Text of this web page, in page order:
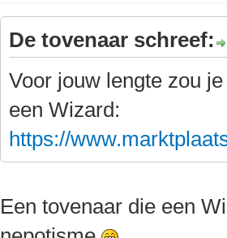
De tovenaar schreef:
Voor jouw lengte zou
een Wizard:
https://
Een tovenaar die een